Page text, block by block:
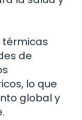
térmicas
de
lo que
global y